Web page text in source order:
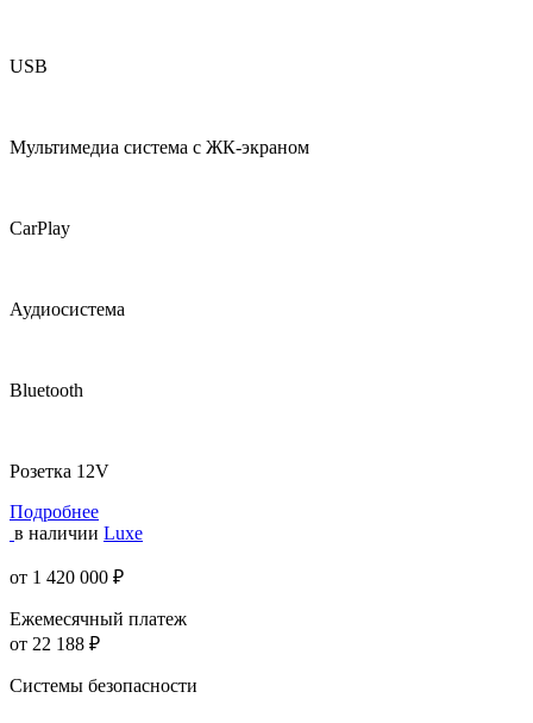
USB
Мультимедиа система с ЖК-экраном
CarPlay
Аудиосистема
Bluetooth
Розетка 12V
Подробнее
в наличии Luxe
от 1 420 000 ₽
Ежемесячный платеж
от 22 188 ₽
Системы безопасности